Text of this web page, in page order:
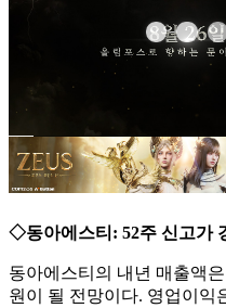
◇동아에스티: 52주 신고가
동아에스티의 내년 매출액
원이 될 전망이다. 영업이익